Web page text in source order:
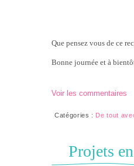
Que pensez vous de ce
Bonne journée et à
Voir les commentaires
Catégories : De tout
Projets